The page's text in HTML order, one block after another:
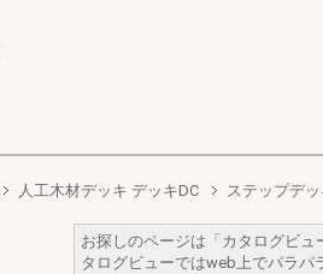
人工木材デッキ デッキDC ステップデ
お探しのページは「カタログビュ
タログビューではweb上でパラパ